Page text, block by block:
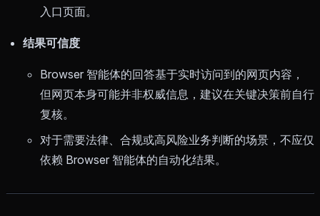
入口页面。
结果可信度
Browser 智能体的回答基于实时访问到的网页内容，
但网页本身可能并非权威信息，建议在关键决策前自行
复核。
对于需要法律、合规或高风险业务判断的场景，不应仅
依赖 Browser 智能体的自动化结果。